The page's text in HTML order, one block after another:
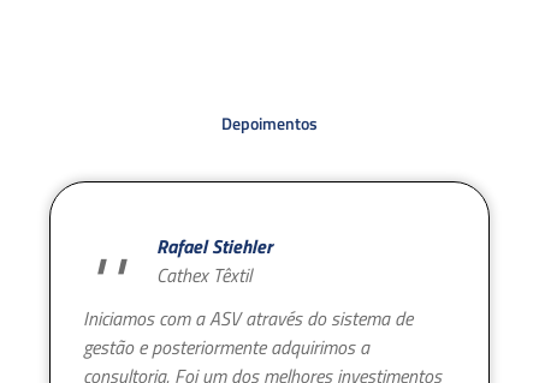
Depoimentos
Rafael Stiehler
Cathex Têxtil
Iniciamos com a ASV através do sistema de
gestão e posteriormente adquirimos a
consultoria. Foi um dos melhores investimentos